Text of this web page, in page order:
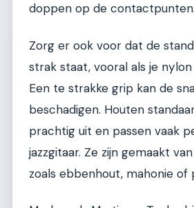
doppen op de contactpunten.
Zorg er ook voor dat de
strak staat, vooral als je
Een te strakke grip kan de
beschadigen. Houten
prachtig uit en passen vaak
jazzgitaar. Ze zijn gemaakt
zoals ebbenhout, mahonie of